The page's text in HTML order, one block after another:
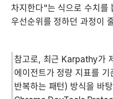
차지한다"는 식으로 수치를
우선순위를 정하던 과정이
참고로, 최근 Karpathy가
에이전트가 정량 지표를
반복하는 패턴) 방식을 바